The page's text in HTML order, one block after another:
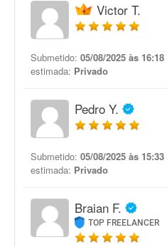
Victor T.
Submetido: 05/08/2025 às 16:18
estimada: Privado
Pedro Y.
Submetido: 05/08/2025 às 15:33
estimada: Privado
Braian F.
TOP FREELANCER